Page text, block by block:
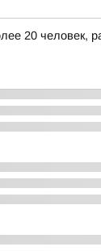
20 человек,